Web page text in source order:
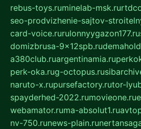
rebus-toys.ruminelab-msk.ru
seo-prodvizhenie-sajtov-
card-voice.rurulonnyygazon177.ru
domizbrusa-9x12spb.ru
a380club.ruargentinamia.ru
perk-oka.rug-octopus.ru
naruto-x.rupursefactory.rutor-
spayderhed-2022.rumovieone.ru
webamator.ruma-absolut1.ru
nv-750.runews-plain.ru